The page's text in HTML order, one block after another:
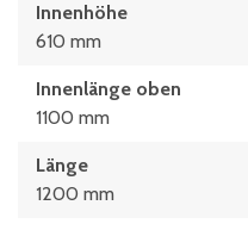
Innenhöhe
610 mm
Innenlänge oben
1100 mm
Länge
1200 mm